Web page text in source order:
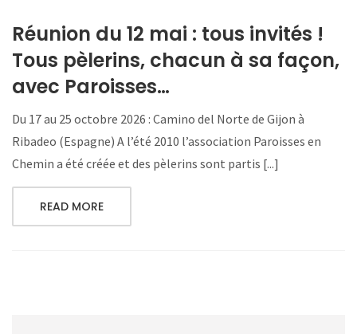
Réunion du 12 mai : tous invités !
Tous pèlerins, chacun à sa façon,
avec Paroisses…
Du 17 au 25 octobre 2026 : Camino del Norte de Gijon à
Ribadeo (Espagne) A l’été 2010 l’association Paroisses en
Chemin a été créée et des pèlerins sont partis [...]
READ MORE